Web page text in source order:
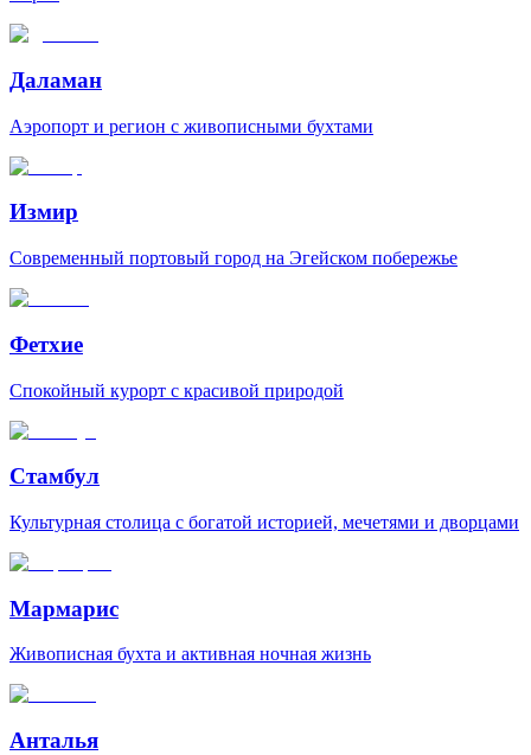
Даламан
Аэропорт и регион с живописными бухтами
Измир
Современный портовый город на Эгейском побережье
Фетхие
Спокойный курорт с красивой природой
Стамбул
Культурная столица с богатой историей, мечетями и дворцами
Мармарис
Живописная бухта и активная ночная жизнь
Анталья